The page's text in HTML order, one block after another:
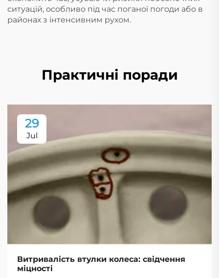
ситуацій, особливо під час поганої погоди або в
районах з інтенсивним рухом.
Практичні поради
29
Jul
Витривалість втулки колеса: свідчення
міцності